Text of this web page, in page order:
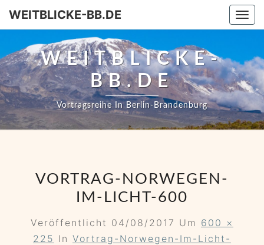
WEITBLICKE-BB.DE
WEITBLICKE-
BB.DE
Vortragsreihe In Berlin-Brandenburg
VORTRAG-NORWEGEN-
IM-LICHT-600
Veröffentlicht 04/08/2017 Um 600 ×
225 In Vortrag-Norwegen-Im-Licht-